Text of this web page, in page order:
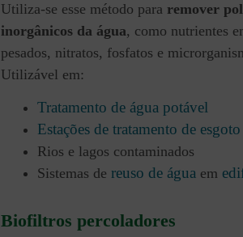
Utiliza-se esse método para remover
inorgânicos da água, como nutrientes
pesados, nitratos, fosfatos e
Utilizável em:
Tratamento de água potável
Estações de tratamento de esgoto
Rios e lagos contaminados
Sistemas de reuso de água em
Biofiltros percoladores